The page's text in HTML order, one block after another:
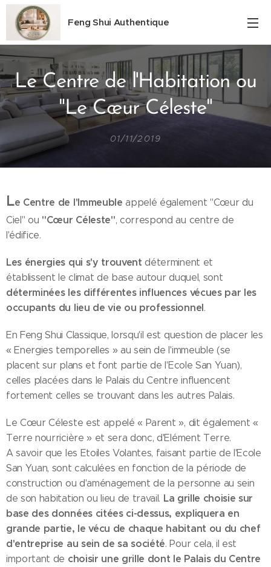
Feng Shui Authentique
Le Centre de l'Habitation ou
"Le Cœur Céleste"
01/11/2019
Le Centre de l'Immeuble appelé également "Cœur du
Ciel" ou "Cœur Céleste", correspond au centre de
l'édifice.
Les énergies qui s'y trouventdéterminent et
établissent le climat de base autour duquel, sont
déterminées les différentes influences vécues par les
occupants du lieu de vie ou professionnel.
En Feng Shui Classique, lorsqu'il est question de placer les
« Energies temporelles » au sein de l'immeuble (se
placent sur plans et font partie de l'Ecole San Yuan),
celles placées dans le Palais du Centre influencent
fortement celles se trouvant dans les autres Palais.
Le Cœur Céleste est appelé « Parent », dit également «
Terre nourricière » et sera donc, d'Elément Terre.
A savoir que les Etoiles Volantes, faisant partie de l'Ecole
San Yuan, sont calculées en fonction de la période de
construction ou d'aménagement de la personne au sein
de son habitation ou lieu de travail. La grille choisie sur
base des données citées ci-dessus, expliquera en
grande partie, le vécu de chaque habitant ou du chef
d'entreprise au sein de sa société. Pour cela, il est
important de choisir une grille dont le Palais du Centre